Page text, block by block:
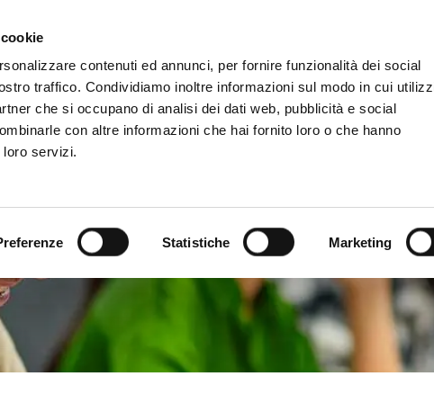
contenuti ed annunci, per fornire funzionalità dei social
traffico. Condividiamo inoltre informazioni sul modo in cui
che si occupano di analisi dei dati web, pubblicità e social
con altre informazioni che hai fornito loro o che hanno
servizi.
Statistiche Marketing